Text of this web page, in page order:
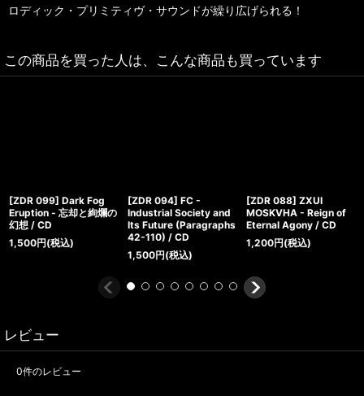
ロディック・プリミティヴ・サウンドが繰り広げられる！
この商品を買った人は、こんな商品も買っています
[ZDR 099] Dark Fog
Eruption - 忘却と絢爛の
幻想 / CD
1,500円(税込)
[ZDR 094] FC -
Industrial Society and
Its Future (Paragraphs
42-110) / CD
1,500円(税込)
[ZDR 088] ZXUI
MOSKVHA - Reign of
Eternal Agony / CD
1,200円(税込)
レビュー
0件のレビュー